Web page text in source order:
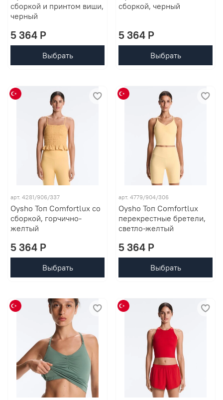
сборкой и принтом виши,
черный
5 364 P
Выбрать
сборкой, черный
5 364 P
Выбрать
арт. 4281/906/337
Oysho Топ Comfortlux со
сборкой, горчично-
желтый
5 364 P
Выбрать
арт. 4779/904/306
Oysho Топ Comfortlux
перекрестные бретели,
светло-желтый
5 364 P
Выбрать